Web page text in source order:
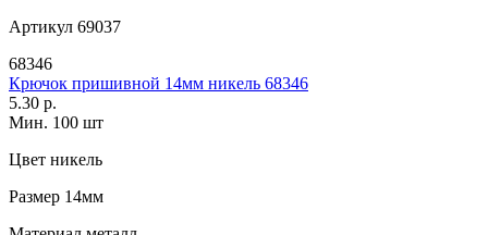
Артикул 69037
68346
Крючок пришивной 14мм никель 68346
5.30 р.
Мин. 100 шт
Цвет никель
Размер 14мм